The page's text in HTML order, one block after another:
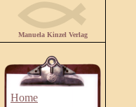
Manuela Kinzel Verlag
Home